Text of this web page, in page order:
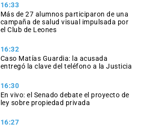
16:33
Más de 27 alumnos participaron de una
campaña de salud visual impulsada por
el Club de Leones
16:32
Caso Matías Guardia: la acusada
entregó la clave del teléfono a la Justicia
16:30
En vivo: el Senado debate el proyecto de
ley sobre propiedad privada
16:27